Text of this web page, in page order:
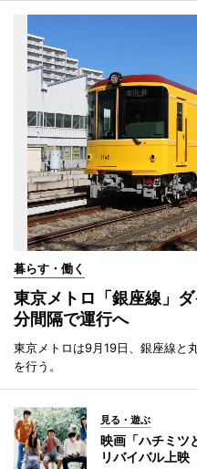
暮らす・働く
東京メトロ「銀座線」
分間隔で運行へ
東京メトロは9月19日、銀座線と
を行う。
見る・遊ぶ
映画「ハチミツ
リバイバル上映